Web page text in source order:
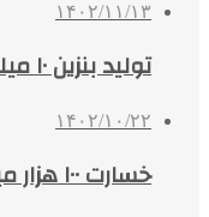
۱۴۰۲/۱۱/۱۳
تولید بنزین ۱۰ میلیون لیتر افزایش یافت
۱۴۰۲/۱۰/۲۲
خسارت ۱۰۰ هزار میلیارد تومانی فولاد از قطع برق